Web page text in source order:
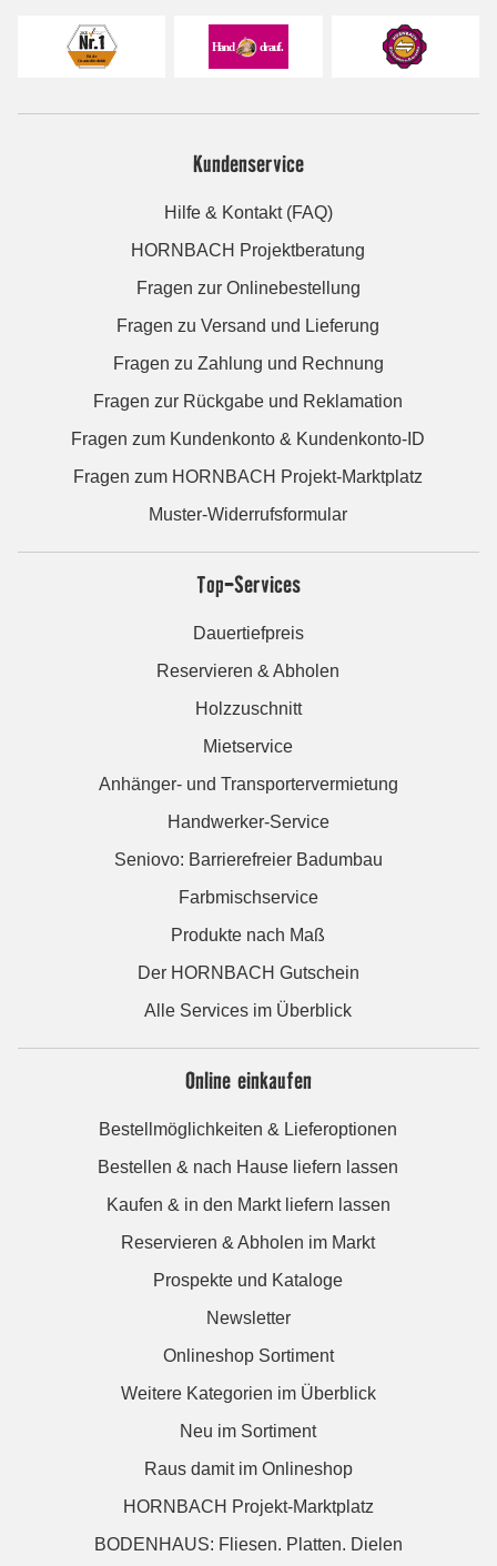
Kundenservice
Hilfe & Kontakt (FAQ)
HORNBACH Projektberatung
Fragen zur Onlinebestellung
Fragen zu Versand und Lieferung
Fragen zu Zahlung und Rechnung
Fragen zur Rückgabe und Reklamation
Fragen zum Kundenkonto & Kundenkonto-ID
Fragen zum HORNBACH Projekt-Marktplatz
Muster-Widerrufsformular
Top-Services
Dauertiefpreis
Reservieren & Abholen
Holzzuschnitt
Mietservice
Anhänger- und Transportervermietung
Handwerker-Service
Seniovo: Barrierefreier Badumbau
Farbmischservice
Produkte nach Maß
Der HORNBACH Gutschein
Alle Services im Überblick
Online einkaufen
Bestellmöglichkeiten & Lieferoptionen
Bestellen & nach Hause liefern lassen
Kaufen & in den Markt liefern lassen
Reservieren & Abholen im Markt
Prospekte und Kataloge
Newsletter
Onlineshop Sortiment
Weitere Kategorien im Überblick
Neu im Sortiment
Raus damit im Onlineshop
HORNBACH Projekt-Marktplatz
BODENHAUS: Fliesen. Platten. Dielen